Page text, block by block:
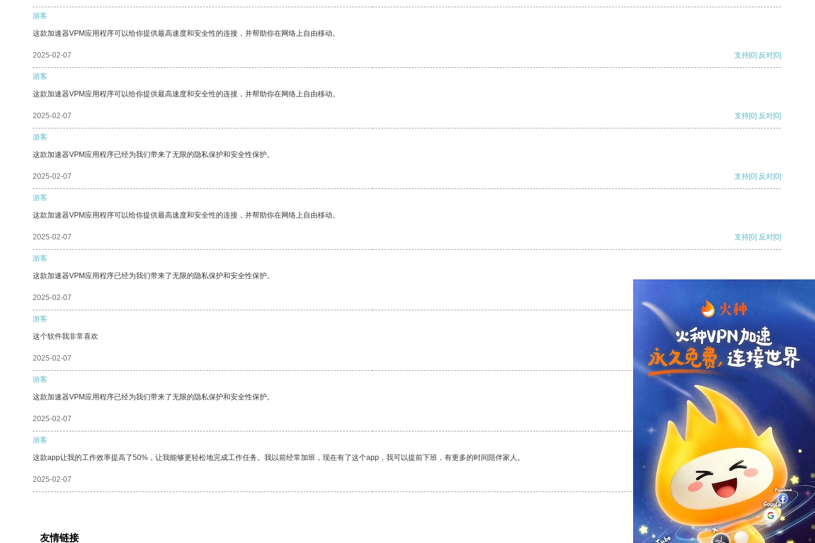
游客
这款加速器VPM应用程序可以给你提供最高速度和安全性的连接，并帮助你在网络上自由移动。
2025-02-07 支持[0] 反对[0]
游客
这款加速器VPM应用程序可以给你提供最高速度和安全性的连接，并帮助你在网络上自由移动。
2025-02-07 支持[0] 反对[0]
游客
这款加速器VPM应用程序已经为我们带来了无限的隐私保护和安全性保护。
2025-02-07 支持[0] 反对[0]
游客
这款加速器VPM应用程序可以给你提供最高速度和安全性的连接，并帮助你在网络上自由移动。
2025-02-07 支持[0] 反对[0]
游客
这款加速器VPM应用程序已经为我们带来了无限的隐私保护和安全性保护。
2025-02-07
游客
这个软件我非常喜欢
2025-02-07 支持 [0] 反对[0]
游客
这款加速器VPM应用程序已经为我们带来了无限的隐私保护和安全性保护。
2025-02-07 支持[0] 反对
游客
这款app让我的工作效率提高了50%，让我能够更轻松地完成工作任务。我以前经常加班，现在有了这个app，我可以提前下班，有更多的时间陪伴家人。
2025-02-07 支持[0] 反对[0]
友情链接